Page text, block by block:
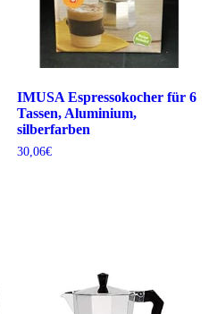
IMUSA Espressokocher für 6
Tassen, Aluminium,
silberfarben
30,06€